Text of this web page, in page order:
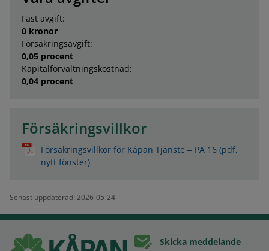
Fast avgift:
0 kronor
Försäkringsavgift:
0,05 procent
Kapitalförvaltningskostnad:
0,04 procent
Försäkringsvillkor
Försäkringsvillkor för Kåpan Tjänste ‒ PA 16 (pdf,
nytt fönster)
Senast uppdaterad: 2026-05-24
Skicka meddelande